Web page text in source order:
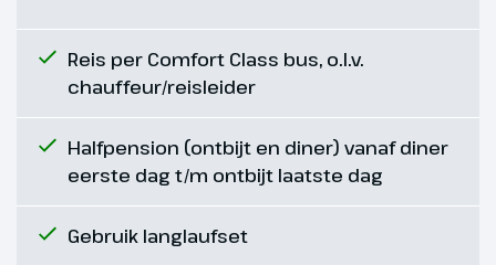
het perfect geprepareerde
langlauf-loipennetwerk met
verschillende parcoursen in
verschillende
moeilijkheidsgraden. Voor de
wandelaars leiden ontelbare
van het PillerseeTal, door bos en
veld langs boerderijen,
Reis per Comfort Class bus, o.l.v.
chauffeur/reisleider
Halfpension (ontbijt en diner) vanaf diner
eerste dag t/m ontbijt laatste dag
Gebruik langlaufset